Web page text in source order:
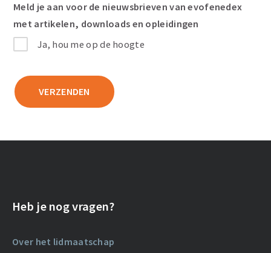
Meld je aan voor de nieuwsbrieven van evofenedex
met artikelen, downloads en opleidingen
Ja, hou me op de hoogte
Heb je nog vragen?
Over het lidmaatschap